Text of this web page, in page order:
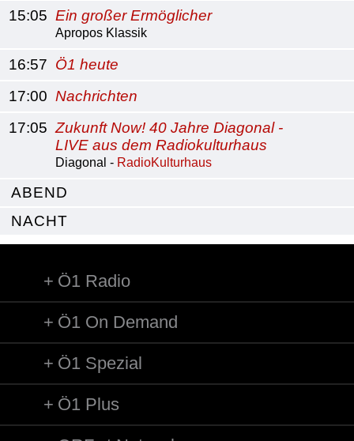
15:05 Ein großer Ermöglicher
Apropos Klassik
16:57 Ö1 heute
17:00 Nachrichten
17:05 Zukunft Now! 40 Jahre Diagonal -
LIVE aus dem Radiokulturhaus
Diagonal - RadioKulturhaus
ABEND
NACHT
Ö1 Radio
Ö1 On Demand
Ö1 Spezial
Ö1 Plus